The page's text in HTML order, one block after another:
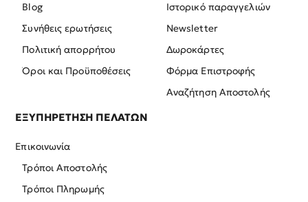
Blog
Συνήθεις ερωτήσεις
Πολιτική απορρήτου
Όροι και Προϋποθέσεις
Ιστορικό παραγγελιών
Newsletter
Δωροκάρτες
Φόρμα Επιστροφής
Αναζήτηση Αποστολής
ΕΞΥΠΗΡΕΤΗΣΗ ΠΕΛΑΤΩΝ
Επικοινωνία
Τρόποι Αποστολής
Τρόποι Πληρωμής